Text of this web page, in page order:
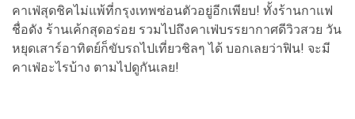
คาเฟ่สุดชิคไม่แพ้ที่กรุงเทพซ่อนตัวอยู่อีกเพียบ! ทั้งร้านกาแฟ
ชื่อดัง ร้านเค้กสุดอร่อย รวมไปถึงคาเฟ่บรรยากาศดีวิวสวย วัน
หยุดเสาร์อาทิตย์ก็ขับรถไปเที่ยวชิลๆ ได้ บอกเลยว่าฟิน! จะมี
คาเฟ่อะไรบ้าง ตามไปดูกันเลย!